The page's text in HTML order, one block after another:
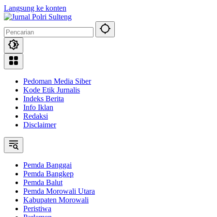
Langsung ke konten
Pedoman Media Siber
Kode Etik Jurnalis
Indeks Berita
Info Iklan
Redaksi
Disclaimer
Pemda Banggai
Pemda Bangkep
Pemda Balut
Pemda Morowali Utara
Kabupaten Morowali
Peristiwa